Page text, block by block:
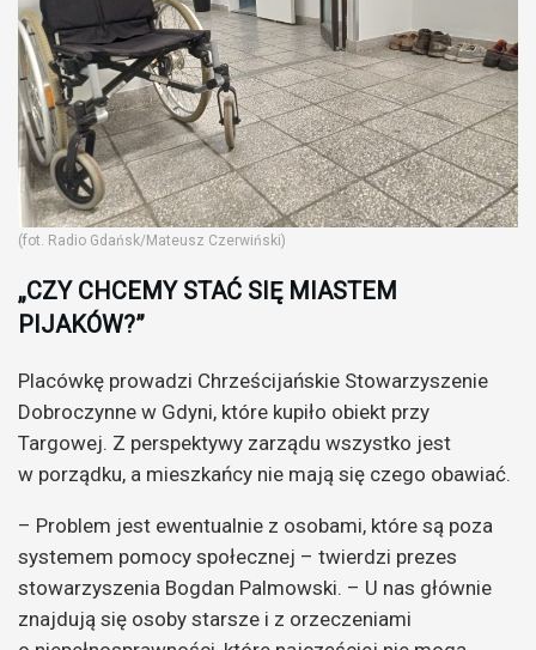
(fot. Radio Gdańsk/Mateusz Czerwiński)
„CZY CHCEMY STAĆ SIĘ MIASTEM
PIJAKÓW?”
Placówkę prowadzi Chrześcijańskie Stowarzyszenie
Dobroczynne w Gdyni, które kupiło obiekt przy
Targowej. Z perspektywy zarządu wszystko jest
w porządku, a mieszkańcy nie mają się czego obawiać.
– Problem jest ewentualnie z osobami, które są poza
systemem pomocy społecznej – twierdzi prezes
stowarzyszenia Bogdan Palmowski. – U nas głównie
znajdują się osoby starsze i z orzeczeniami